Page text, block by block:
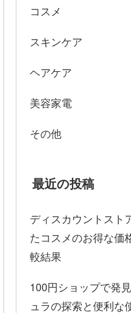
コスメ
スキンケア
ヘアケア
美容家電
その他
最近の投稿
ディスカウントスト
たコスメのお得な価
較結果
100円ショップで発
ュラの探索と便利な